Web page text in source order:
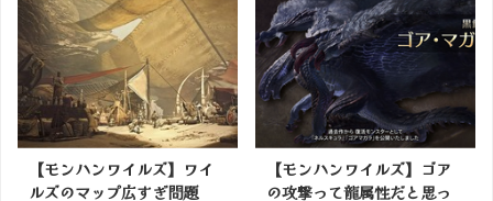
【モンハンワイルズ】ワイ
ルズのマップ広すぎ問題
【モンハンワイルズ】ゴア
の攻撃って龍属性だと思っ